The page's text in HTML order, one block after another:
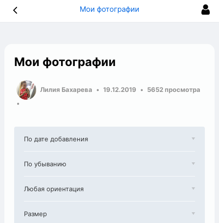
Мои фотографии
Мои фотографии
Лилия Бахарева 19.12.2019 5652 просмотра
По дате добавления
По убыванию
Любая ориентация
Размер